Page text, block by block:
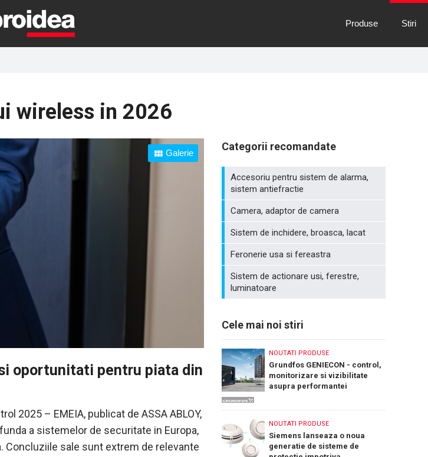
Produse Stiri
wireless in 2026
Galerie
oportunitati pentru piata din
2025 – EMEIA, publicat de ASSA ABLOY,
a sistemelor de securitate in Europa,
Concluziile sale sunt extrem de relevante
Categorii recomandate
Accesoriu pentru sistem de alarma,
sistem antiefractie
Camera, adaptor de camera
Sistem de inchidere, broasca, lacat
Feronerie usa si fereastra
Sistem de actionare usi, ferestre,
luminatoare
Cele mai noi stiri
NOUTATI PRODUSE
Grundfos GENIECON - control,
monitorizare si vizibilitate
asupra performantei
NOUTATI PRODUSE
Siemens lanseaza o noua
generatie de sisteme de